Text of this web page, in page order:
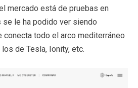
mercado está de pruebas en
se le ha podido ver siendo
conecta todo el arco mediterráneo
de Tesla, Ionity, etc.